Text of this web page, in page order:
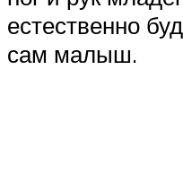
естественно
сам малыш.